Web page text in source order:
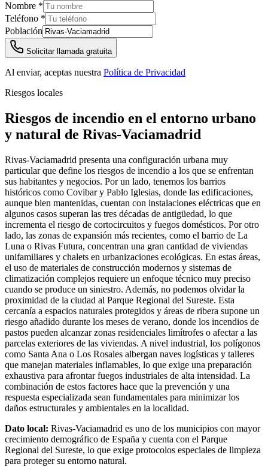
Nombre *
Teléfono *
Población
Solicitar llamada gratuita
Al enviar, aceptas nuestra Política de Privacidad
Riesgos locales
Riesgos de incendio en el entorno urbano
y natural de Rivas-Vaciamadrid
Rivas-Vaciamadrid presenta una configuración urbana muy
particular que define los riesgos de incendio a los que se enfrentan
sus habitantes y negocios. Por un lado, tenemos los barrios
históricos como Covibar y Pablo Iglesias, donde las edificaciones,
aunque bien mantenidas, cuentan con instalaciones eléctricas que en
algunos casos superan las tres décadas de antigüedad, lo que
incrementa el riesgo de cortocircuitos y fuegos domésticos. Por otro
lado, las zonas de expansión más recientes, como el barrio de La
Luna o Rivas Futura, concentran una gran cantidad de viviendas
unifamiliares y chalets en urbanizaciones ecológicas. En estas áreas,
el uso de materiales de construcción modernos y sistemas de
climatización complejos requiere un enfoque técnico muy preciso
cuando se produce un siniestro. Además, no podemos olvidar la
proximidad de la ciudad al Parque Regional del Sureste. Esta
cercanía a espacios naturales protegidos y áreas de ribera supone un
riesgo añadido durante los meses de verano, donde los incendios de
pastos pueden alcanzar zonas residenciales limítrofes o afectar a las
parcelas exteriores de las viviendas. A nivel industrial, los polígonos
como Santa Ana o Los Rosales albergan naves logísticas y talleres
que manejan materiales inflamables, lo que exige una preparación
exhaustiva para afrontar fuegos industriales de alta intensidad. La
combinación de estos factores hace que la prevención y una
respuesta especializada sean fundamentales para minimizar los
daños estructurales y ambientales en la localidad.
Dato local: Rivas-Vaciamadrid es uno de los municipios con mayor
crecimiento demográfico de España y cuenta con el Parque
Regional del Sureste, lo que exige protocolos especiales de limpieza
para proteger su entorno natural.